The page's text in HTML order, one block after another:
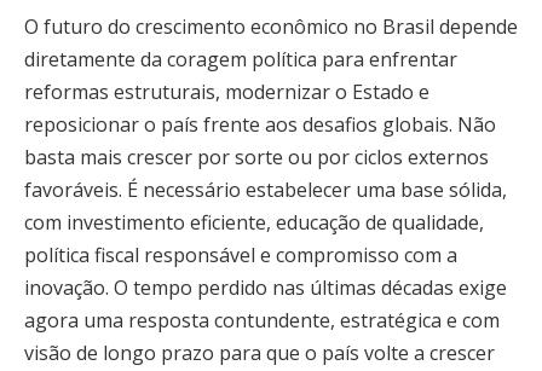
O futuro do crescimento econômico no Brasil depende
diretamente da coragem política para enfrentar
reformas estruturais, modernizar o Estado e
reposicionar o país frente aos desafios globais. Não
basta mais crescer por sorte ou por ciclos externos
favoráveis. É necessário estabelecer uma base sólida,
com investimento eficiente, educação de qualidade,
política fiscal responsável e compromisso com a
inovação. O tempo perdido nas últimas décadas exige
agora uma resposta contundente, estratégica e com
visão de longo prazo para que o país volte a crescer